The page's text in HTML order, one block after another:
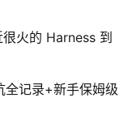
火的 Harness 到
记录+新手保姆级